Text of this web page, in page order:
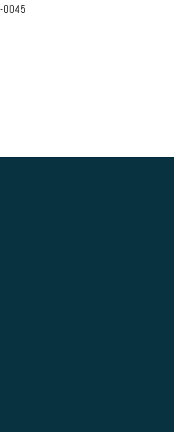
0045